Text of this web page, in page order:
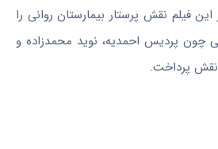
فیلم نقش پرستار بیمارستان روانی را
چون پردیس احمدیه، نوید محمدزاده و
نقش پرداخت.